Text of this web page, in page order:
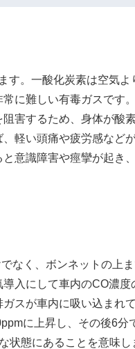
す。一酸化炭素は空気
に難しい有毒ガスです
害するため、身体が酸
軽い頭痛や疲労感など
意識障害や痙攣が起き
なく、ボンネットの上
入にして車内のCO濃度
スが車内に吸い込まれ
に上昇し、その後6分
状態にあることを意味